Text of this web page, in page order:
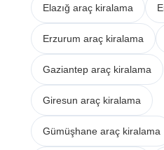
Elazığ araç kiralama
Erzurum araç kiralama
Gaziantep araç kiralama
Giresun araç kiralama
Gümüşhane araç kiralama